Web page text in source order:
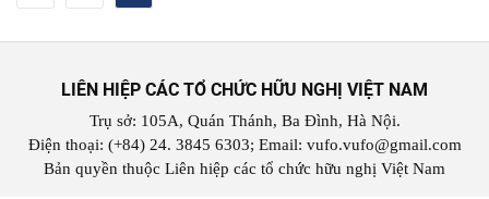
LIÊN HIỆP CÁC TỔ CHỨC HỮU NGHỊ VIỆT NAM
Trụ sở: 105A, Quán Thánh, Ba Đình, Hà Nội.
Điện thoại: (+84) 24. 3845 6303; Email: vufo.vufo@gmail.com
Bản quyền thuộc Liên hiệp các tổ chức hữu nghị Việt Nam